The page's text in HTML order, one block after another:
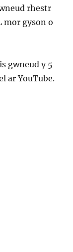
rhestr
mor gyson o
gwneud y 5
ar YouTube.